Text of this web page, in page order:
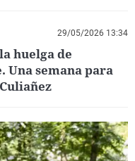
29/05/2026 13:34
huelga de
Una semana para